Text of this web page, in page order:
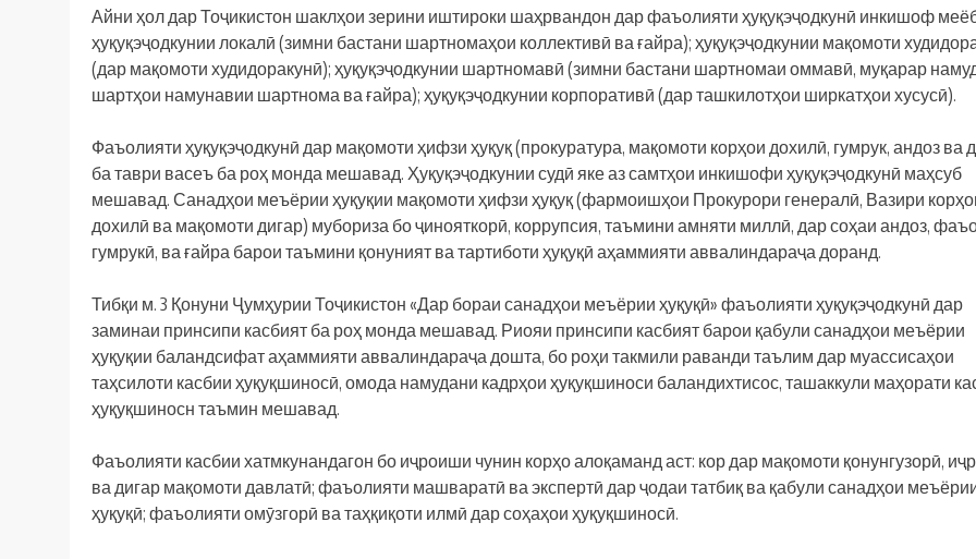
Айни ҳол дар Тоҷикистон шаклҳои зерини иштироки шаҳрвандон дар фаъолияти ҳуқуқэҷодкунӣ инкишоф
ҳуқуқэҷодкунии локалӣ (зимни бастани шартномаҳои коллективӣ ва ғайра); ҳуқуқэҷодкунии мақомоти
(дар мақомоти худидоракунӣ); ҳуқуқэҷодкунии шартномавӣ (зимни бастани шартномаи оммавӣ, муқарар
шартҳои намунавии шартнома ва ғайра); ҳуқуқэҷодкунии корпоративӣ (дар ташкилотҳои ширкатҳои хусусӣ).
Фаъолияти ҳуқуқэҷодкунӣ дар мақомоти ҳифзи ҳуқуқ (прокуратура, мақомоти корҳои дохилӣ, гумрук, андоз ва
ба таври васеъ ба роҳ монда мешавад. Ҳуқуқэҷодкунии судӣ яке аз самтҳои инкишофи ҳуқуқэҷодкунӣ маҳсуб
мешавад. Санадҳои меъёрии ҳуқуқии мақомоти ҳифзи ҳуқуқ (фармоишҳои Прокурори генералӣ, Вазири
дохилӣ ва мақомоти дигар) мубориза бо ҷинояткорӣ, коррупсия, таъмини амняти миллӣ, дар соҳаи андоз,
гумрукӣ, ва ғайра барои таъмини қонуният ва тартиботи ҳуқуқӣ аҳаммияти аввалиндараҷа доранд.
Тибқи м. 3 Қонуни Ҷумҳурии Тоҷикистон «Дар бораи санадҳои меъёрии ҳуқуқӣ» фаъолияти ҳуқуқэҷодкунӣ дар
заминаи принсипи касбият ба роҳ монда мешавад. Риояи принсипи касбият барои қабули санадҳои меъёрии
ҳуқуқии баландсифат аҳаммияти аввалиндараҷа дошта, бо роҳи такмили раванди таълим дар муассисаҳои
таҳсилоти касбии ҳуқуқшиносӣ, омода намудани кадрҳои ҳуқуқшиноси баландихтисос, ташаккули маҳорати
ҳуқуқшиносн таъмин мешавад.
Фаъолияти касбии хатмкунандагон бо иҷроиши чунин корҳо алоқаманд аст: кор дар мақомоти қонунгузорӣ,
ва дигар мақомоти давлатӣ; фаъолияти машваратӣ ва экспертӣ дар ҷодаи татбиқ ва қабули санадҳои
ҳуқуқӣ; фаъолияти омӯзгорӣ ва таҳқиқоти илмӣ дар соҳаҳои ҳуқуқшиносӣ.